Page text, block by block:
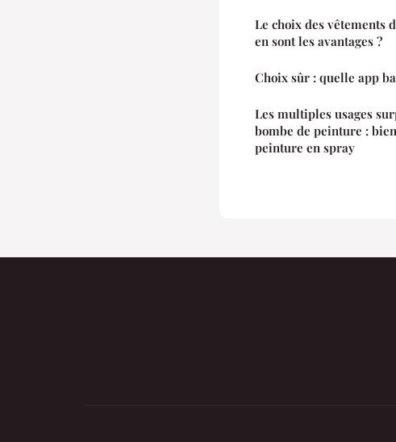
Le choix des vêtements
en sont les avantages ?
Choix sûr : quelle app
Les multiples usages
bombe de peinture :
peinture en spray